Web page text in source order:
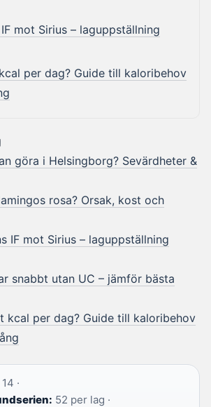
mot Sirius – laguppställning
per dag? Guide till kaloribehov
göra i Helsingborg? Sevärdheter &
rosa? Orsak, kost och
IF mot Sirius – laguppställning
snabbt utan UC – jämför bästa
kcal per dag? Guide till kaloribehov
14 ·
52 per lag ·